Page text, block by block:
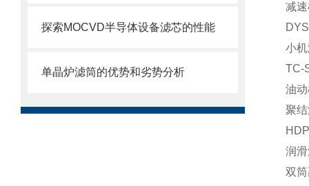
探索MOCVD半导体设备滤芯的性能
单晶炉滤筒的优势和劣势分析
减
小
TC-
油
聚
润
双